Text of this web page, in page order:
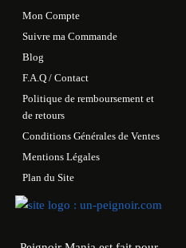
Mon Compte
Suivre ma Commande
Blog
F.A.Q / Contact
Politique de remboursement et
de retours
Conditions Générales de Ventes
Mentions Légales
Plan du Site